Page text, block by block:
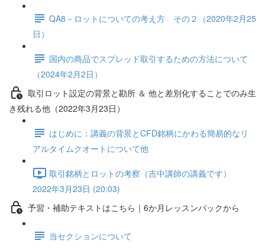
QA8－ロットについての考え方 その２（2020年2月25
日）
国内の商品でスプレッド取引するための方法について
（2024年2月2日）
取引ロット設定の背景と勘所 ＆ 他と差別化することでのみ生
き残れる他（2022年3月23日）
はじめに：講義の背景とCFD銘柄にかわる簡易的なリ
アルタイムクオートについて他
取引銘柄とロットの考察（吉中講師の講義です）
2022年3月23日 (20:03)
予習・補助テキストはこちら｜6か月レッスンパックから
当セクションについて